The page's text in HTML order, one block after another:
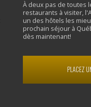
À deux pas de toutes
restaurants à visiter,
un des hôtels les
prochain séjour à
dès maintenant!
PLACEZ